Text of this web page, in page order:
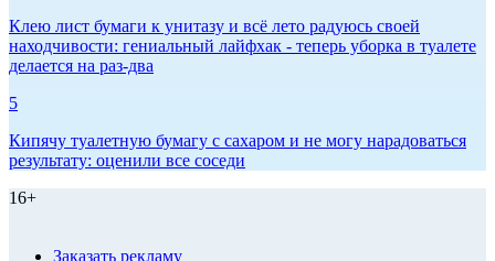
Клею лист бумаги к унитазу и всё лето радуюсь своей
находчивости: гениальный лайфхак - теперь уборка в туалете
делается на раз-два
5
Кипячу туалетную бумагу с сахаром и не могу нарадоваться
результату: оценили все соседи
16+
Заказать рекламу